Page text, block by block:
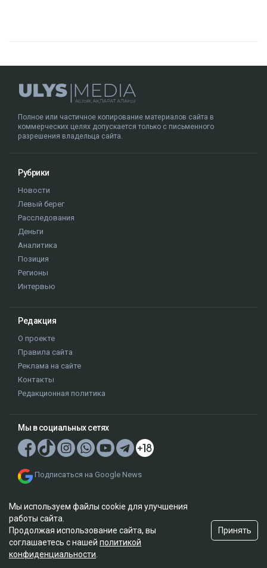
Полное или частичное копирование материалов сайта в
коммерческих целях допускается только с письменного
разрешения владельца сайта.
Рубрики
Новости
Левый берег
Расследования
Деньги
Аналитика
Позиция
Регионы
Интервью
Редакция
О проекте
Правила сайта
Реклама на сайте
Контакты
Редакционная политика
Мы в социальных сетях
Подписаться на Google News
© 2026. ТОО "Ulys Media Group". Все права защищены.
Мы используем файлы cookie для улучшения
работы сайта.
Продолжая использование сайта, вы
соглашаетесь с нашей политикой
конфиденциальности
Принять